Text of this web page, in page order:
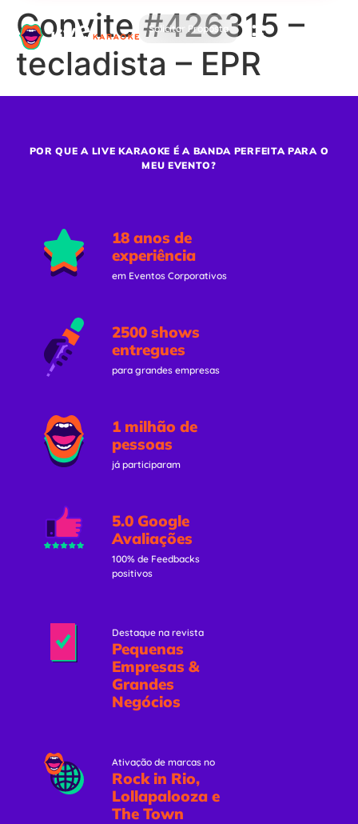
Solicitar Proposta
Convite #426315 –
tecladista – EPR
POR QUE A LIVE KARAOKE É A BANDA PERFEITA PARA O
MEU EVENTO?
18 anos de
experiência
em Eventos Corporativos
2500 shows
entregues
para grandes empresas
1 milhão de
pessoas
já participaram
5.0 Google
Avaliações
100% de Feedbacks
positivos
Destaque na revista
Pequenas
Empresas &
Grandes
Negócios
Ativação de marcas no
Rock in Rio,
Lollapalooza e
The Town